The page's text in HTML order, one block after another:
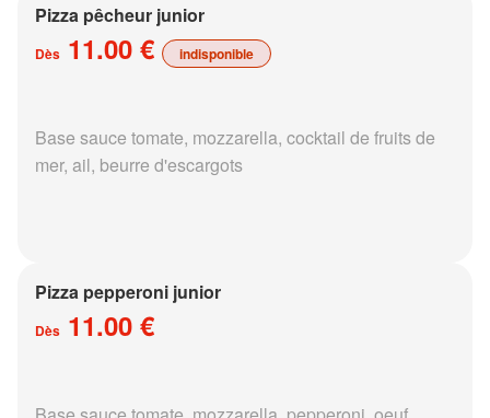
Pizza pêcheur junior
Dès 11.00 € indisponible
Base sauce tomate, mozzarella, cocktail de fruits de
mer, ail, beurre d'escargots
Pizza pepperoni junior
Dès 11.00 €